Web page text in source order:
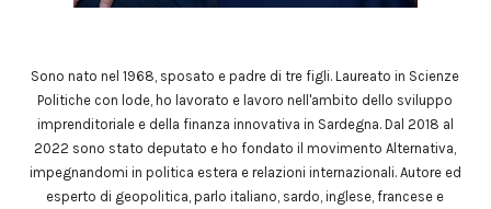
Sono nato nel 1968, sposato e padre di tre figli. Laureato in Scienze
Politiche con lode, ho lavorato e lavoro nell'ambito dello sviluppo
imprenditoriale e della finanza innovativa in Sardegna. Dal 2018 al
2022 sono stato deputato e ho fondato il movimento Alternativa,
impegnandomi in politica estera e relazioni internazionali. Autore ed
esperto di geopolitica, parlo italiano, sardo, inglese, francese e